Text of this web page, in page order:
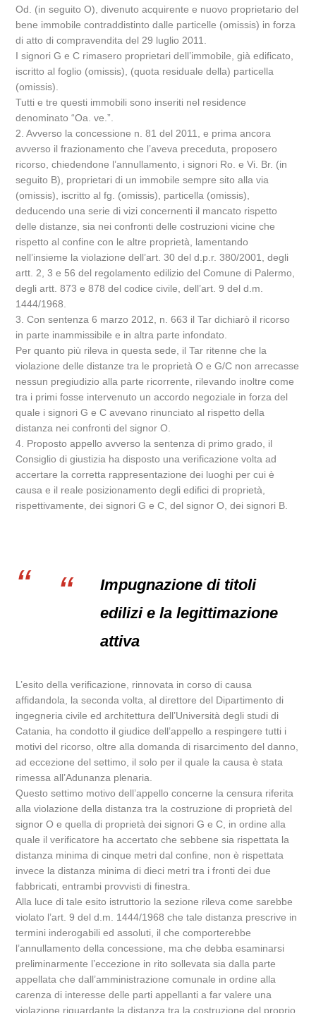
Od. (in seguito O), divenuto acquirente e nuovo proprietario del
bene immobile contraddistinto dalle particelle (omissis) in forza
di atto di compravendita del 29 luglio 2011.
I signori G e C rimasero proprietari dell’immobile, già edificato,
iscritto al foglio (omissis), (quota residuale della) particella
(omissis).
Tutti e tre questi immobili sono inseriti nel residence
denominato “Oa. ve.”.
2. Avverso la concessione n. 81 del 2011, e prima ancora
avverso il frazionamento che l’aveva preceduta, proposero
ricorso, chiedendone l’annullamento, i signori Ro. e Vi. Br. (in
seguito B), proprietari di un immobile sempre sito alla via
(omissis), iscritto al fg. (omissis), particella (omissis),
deducendo una serie di vizi concernenti il mancato rispetto
delle distanze, sia nei confronti delle costruzioni vicine che
rispetto al confine con le altre proprietà, lamentando
nell’insieme la violazione dell’art. 30 del d.p.r. 380/2001, degli
artt. 2, 3 e 56 del regolamento edilizio del Comune di Palermo,
degli artt. 873 e 878 del codice civile, dell’art. 9 del d.m.
1444/1968.
3. Con sentenza 6 marzo 2012, n. 663 il Tar dichiarò il ricorso
in parte inammissibile e in altra parte infondato.
Per quanto più rileva in questa sede, il Tar ritenne che la
violazione delle distanze tra le proprietà O e G/C non arrecasse
nessun pregiudizio alla parte ricorrente, rilevando inoltre come
tra i primi fosse intervenuto un accordo negoziale in forza del
quale i signori G e C avevano rinunciato al rispetto della
distanza nei confronti del signor O.
4. Proposto appello avverso la sentenza di primo grado, il
Consiglio di giustizia ha disposto una verificazione volta ad
accertare la corretta rappresentazione dei luoghi per cui è
causa e il reale posizionamento degli edifici di proprietà,
rispettivamente, dei signori G e C, del signor O, dei signori B.
Impugnazione di titoli
edilizi e la legittimazione
attiva
L’esito della verificazione, rinnovata in corso di causa
affidandola, la seconda volta, al direttore del Dipartimento di
ingegneria civile ed architettura dell’Università degli studi di
Catania, ha condotto il giudice dell’appello a respingere tutti i
motivi del ricorso, oltre alla domanda di risarcimento del danno,
ad eccezione del settimo, il solo per il quale la causa è stata
rimessa all’Adunanza plenaria.
Questo settimo motivo dell’appello concerne la censura riferita
alla violazione della distanza tra la costruzione di proprietà del
signor O e quella di proprietà dei signori G e C, in ordine alla
quale il verificatore ha accertato che sebbene sia rispettata la
distanza minima di cinque metri dal confine, non è rispettata
invece la distanza minima di dieci metri tra i fronti dei due
fabbricati, entrambi provvisti di finestra.
Alla luce di tale esito istruttorio la sezione rileva come sarebbe
violato l’art. 9 del d.m. 1444/1968 che tale distanza prescrive in
termini inderogabili ed assoluti, il che comporterebbe
l’annullamento della concessione, ma che debba esaminarsi
preliminarmente l’eccezione in rito sollevata sia dalla parte
appellata che dall’amministrazione comunale in ordine alla
carenza di interesse delle parti appellanti a far valere una
violazione riguardante la distanza tra la costruzione del proprio